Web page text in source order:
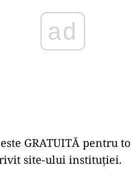
GRATUITĂ pentru
site-ului instituției.